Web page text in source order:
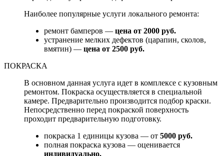
Наиболее популярные услуги локального ремонта:
ремонт бамперов — цена от 2000 руб.
устранение мелких дефектов (царапин, сколов,
вмятин) — цена от 2500 руб.
ПОКРАСКА
В основном данная услуга идет в комплексе с кузовным
ремонтом. Покраска осуществляется в специальной
камере. Предварительно производится подбор краски.
Непосредственно перед покраской поверхность
проходит предварительную подготовку.
покраска 1 единицы кузова — от 5000 руб.
полная покраска кузова — оценивается
индивидуально.